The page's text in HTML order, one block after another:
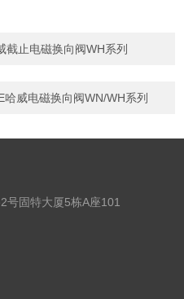
截止电磁换向阀WH系列
威电磁换向阀WN/WH系列
号固特大厦5栋A座101